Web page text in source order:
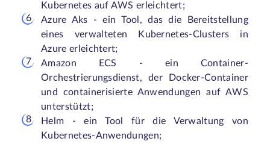
Kubernetes auf AWS erleichtert;
Azure Aks - ein Tool, das die Bereitstellung
eines verwalteten Kubernetes-Clusters in
Azure erleichtert;
Amazon ECS - ein Container-
Orchestrierungsdienst, der Docker-Container
und containerisierte Anwendungen auf AWS
unterstützt;
Helm - ein Tool für die Verwaltung von
Kubernetes-Anwendungen;